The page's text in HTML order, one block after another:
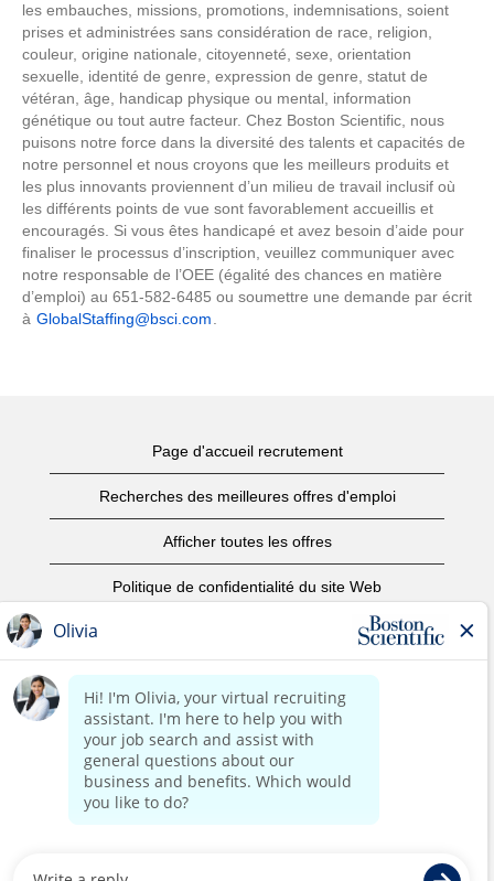
les embauches, missions, promotions, indemnisations, soient
prises et administrées sans considération de race, religion,
couleur, origine nationale, citoyenneté, sexe, orientation
sexuelle, identité de genre, expression de genre, statut de
vétéran, âge, handicap physique ou mental, information
génétique ou tout autre facteur. Chez Boston Scientific, nous
puisons notre force dans la diversité des talents et capacités de
notre personnel et nous croyons que les meilleurs produits et
les plus innovants proviennent d’un milieu de travail inclusif où
les différents points de vue sont favorablement accueillis et
encouragés. Si vous êtes handicapé et avez besoin d’aide pour
finaliser le processus d’inscription, veuillez communiquer avec
notre responsable de l’OEE (égalité des chances en matière
d’emploi) au 651-582-6485 ou soumettre une demande par écrit
à GlobalStaffing@bsci.com
Page d'accueil recrutement
Recherches des meilleures offres d'emploi
Afficher toutes les offres
Politique de confidentialité du site Web
Avis de droits d’auteur
Nous contacter
Page d'accueil du site de l'entreprise